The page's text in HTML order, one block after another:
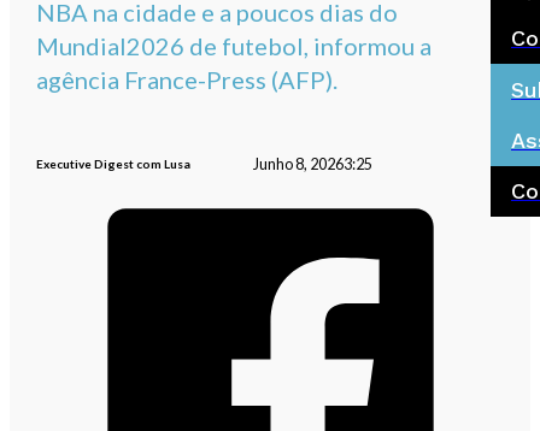
NBA na cidade e a poucos dias do
Mundial2026 de futebol, informou a
agência France-Press (AFP).
Executive Digest com Lusa Junho 8, 20263:25